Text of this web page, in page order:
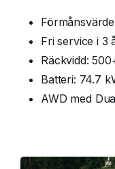
Fri service i 3
Räckvidd:
Batteri: 74.7
AWD med